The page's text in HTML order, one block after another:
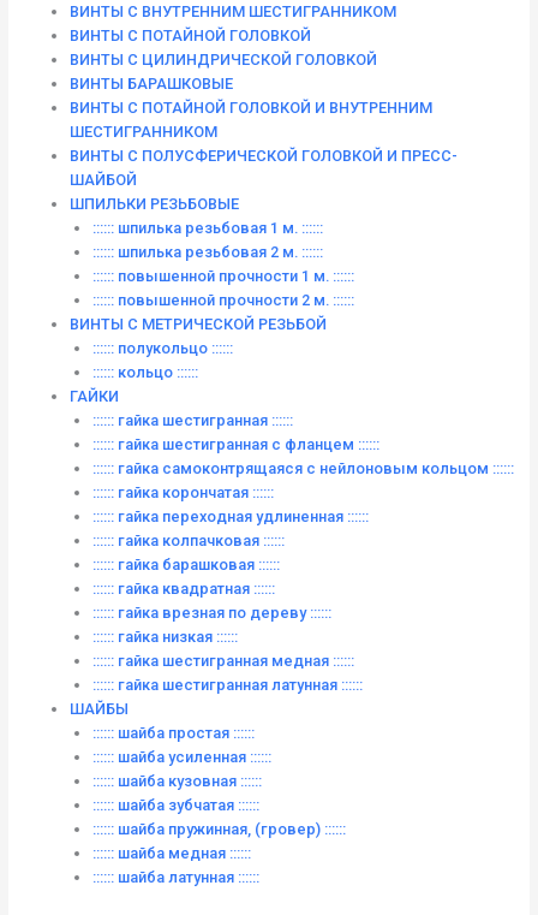
ВИНТЫ С ВНУТРЕННИМ ШЕСТИГРАННИКОМ
ВИНТЫ С ПОТАЙНОЙ ГОЛОВКОЙ
ВИНТЫ С ЦИЛИНДРИЧЕСКОЙ ГОЛОВКОЙ
ВИНТЫ БАРАШКОВЫЕ
ВИНТЫ С ПОТАЙНОЙ ГОЛОВКОЙ И ВНУТРЕННИМ
ШЕСТИГРАННИКОМ
ВИНТЫ С ПОЛУСФЕРИЧЕСКОЙ ГОЛОВКОЙ И ПРЕСС-
ШАЙБОЙ
ШПИЛЬКИ РЕЗЬБОВЫЕ
:::::: шпилька резьбовая 1 м. ::::::
:::::: шпилька резьбовая 2 м. ::::::
:::::: повышенной прочности 1 м. ::::::
:::::: повышенной прочности 2 м. ::::::
ВИНТЫ C МЕТРИЧЕСКОЙ РЕЗЬБОЙ
:::::: полукольцо ::::::
:::::: кольцо ::::::
ГАЙКИ
:::::: гайка шестигранная ::::::
:::::: гайка шестигранная с фланцем ::::::
:::::: гайка самоконтрящаяся с нейлоновым кольцом ::::::
:::::: гайка корончатая ::::::
:::::: гайка переходная удлиненная ::::::
:::::: гайка колпачковая ::::::
:::::: гайка барашковая ::::::
:::::: гайка квадратная ::::::
:::::: гайка врезная по дереву ::::::
:::::: гайка низкая ::::::
:::::: гайка шестигранная медная ::::::
:::::: гайка шестигранная латунная ::::::
ШАЙБЫ
:::::: шайба простая ::::::
:::::: шайба усиленная ::::::
:::::: шайба кузовная ::::::
:::::: шайба зубчатая ::::::
:::::: шайба пружинная, (гровер) ::::::
:::::: шайба медная ::::::
:::::: шайба латунная ::::::